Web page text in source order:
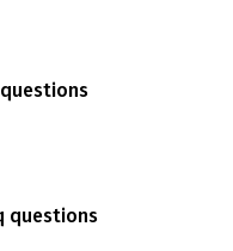
questions